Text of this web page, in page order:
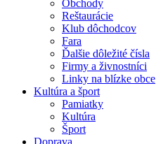
Obchody
Reštaurácie
Klub dôchodcov
Fara
Ďalšie dôležité čísla
Firmy a živnostníci
Linky na blízke obce
Kultúra a šport
Pamiatky
Kultúra
Šport
Doprava